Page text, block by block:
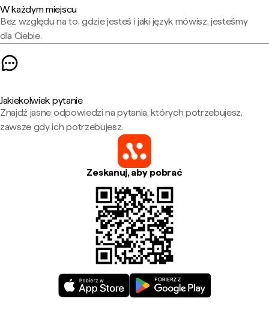
W każdym miejscu
Bez względu na to, gdzie jesteś i jaki język mówisz, jesteśmy
dla Ciebie.
Jakiekolwiek pytanie
Znajdź jasne odpowiedzi na pytania, których potrzebujesz,
zawsze gdy ich potrzebujesz.
Zeskanuj, aby pobrać